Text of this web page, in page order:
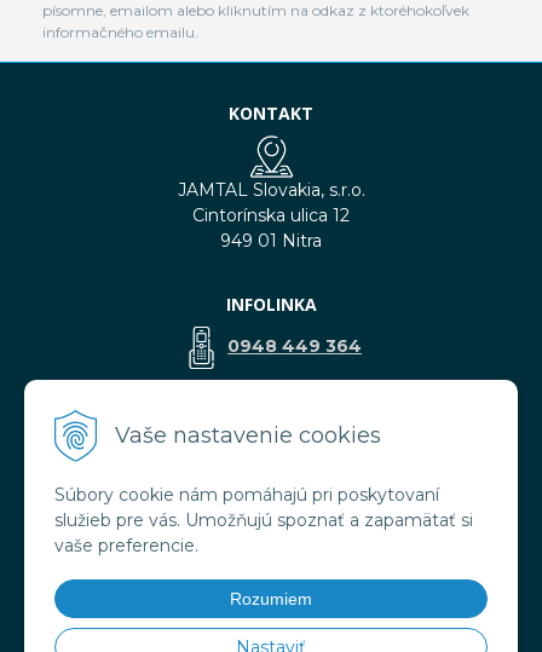
Vaše nastavenie cookies
Súbory cookie nám pomáhajú pri poskytovaní
služieb pre vás. Umožňujú spoznať a zapamätať si
vaše preferencie.
Rozumiem
Nastaviť
písomne, emailom alebo kliknutím na odkaz z ktoréhokoľvek
informačného emailu.
KONTAKT
JAMTAL Slovakia, s.r.o.
Cintorínska ulica 12
949 01 Nitra
INFOLINKA
0948 449 364
VŠETKO O NÁKUPE
Obchodné podmienky
Doprava a platba
Ochrana osobných údajov